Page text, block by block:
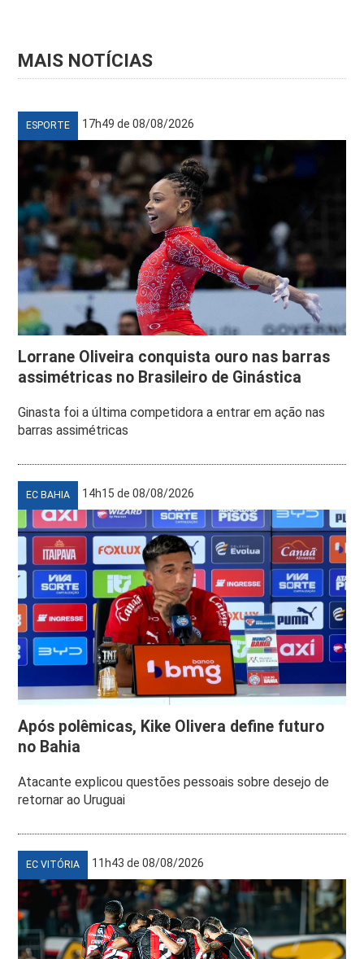
MAIS NOTÍCIAS
ESPORTE 17h49 de 08/08/2026
Lorrane Oliveira conquista ouro nas barras
assimétricas no Brasileiro de Ginástica
Ginasta foi a última competidora a entrar em ação nas
barras assimétricas
EC BAHIA 14h15 de 08/08/2026
Após polêmicas, Kike Olivera define futuro
no Bahia
Atacante explicou questões pessoais sobre desejo de
retornar ao Uruguai
EC VITÓRIA 11h43 de 08/08/2026